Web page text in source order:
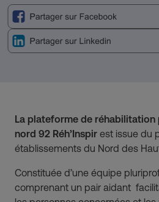
La plateforme de réhabilitation
nord 92 Réh’Inspir est issue du
établissements du Nord des
Constituée d’une équipe
comprenant un pair aidant